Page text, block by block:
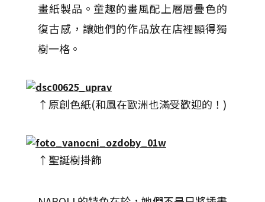
畫紙製品。童趣的畫風配上層層疊色的
復古感，讓她們的作品放在店裡顯得獨
樹一格。
↑原創色紙(和風在歐洲也滿受歡迎的！)
↑聖誕樹掛飾